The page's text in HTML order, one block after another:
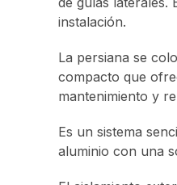
instalación.
La persiana se
compacto que
mantenimiento y
Es un sistema
aluminio con una